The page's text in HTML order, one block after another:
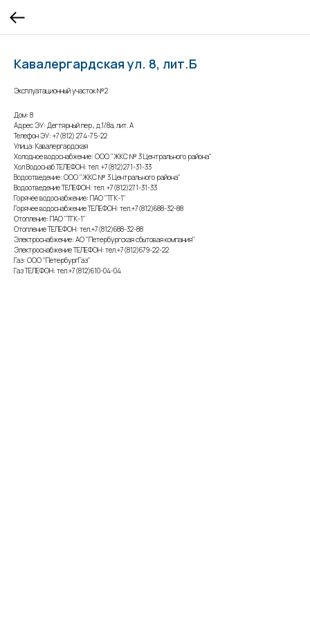
Кавалергардская ул. 8, лит.Б
Эксплуатационный участок №2
Дом: 8
Адрес ЭУ: Дегтярный пер., д.1/8а, лит. А
Телефон ЭУ: +7(812) 274-75-22
Улица: Кавалергардская
Холодное водоснабжение: ООО "ЖКС № 3 Центрального района"
Хол Водоснаб ТЕЛЕФОН: тел. +7(812)271-31-33
Водоотведение: ООО "ЖКС № 3 Центрального района"
Водоотведение ТЕЛЕФОН: тел. +7(812)271-31-33
Горячее водоснабжение: ПАО "ТГК-1"
Горячее водоснабжение ТЕЛЕФОН: тел.+7(812)688-32-88
Отопление: ПАО "ТГК-1"
Отопление ТЕЛЕФОН: тел.+7(812)688-32-88
Электроснабжение: АО "Петербургская сбытовая компания"
Электроснабжение ТЕЛЕФОН: тел.+7(812)679-22-22
Газ: ООО "ПетербургГаз"
Газ ТЕЛЕФОН: тел.+7(812)610-04-04